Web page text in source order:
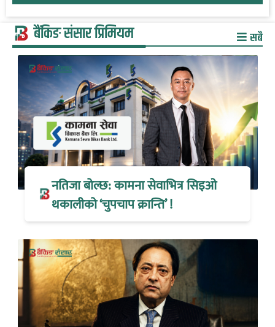
बैंकिङ संसार प्रिमियम सबै
नतिजा बोल्छ: कामना सेवाभित्र सिइओ
थकालीको ‘चुपचाप क्रान्ति’ !